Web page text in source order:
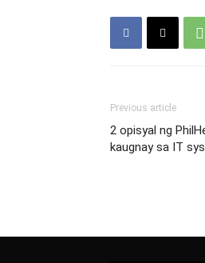
Previous article
2 opisyal ng
kaugnay sa IT